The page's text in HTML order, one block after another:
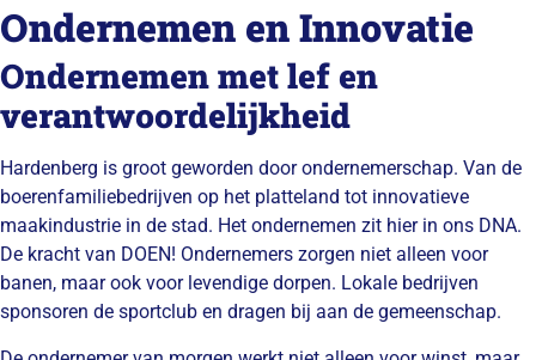
Ondernemen en Innovatie
Ondernemen met lef en
verantwoordelijkheid
Hardenberg is groot geworden door ondernemerschap. Van de
boerenfamiliebedrijven op het platteland tot innovatieve
maakindustrie in de stad. Het ondernemen zit hier in ons DNA.
De kracht van DOEN! Ondernemers zorgen niet alleen voor
banen, maar ook voor levendige dorpen. Lokale bedrijven
sponsoren de sportclub en dragen bij aan de gemeenschap.